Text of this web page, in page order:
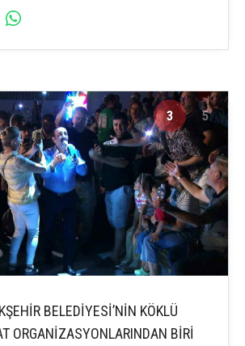
3 5
BELEDİYESİ’NİN KÖKLÜ
ORGANİZASYONLARINDAN BİRİ